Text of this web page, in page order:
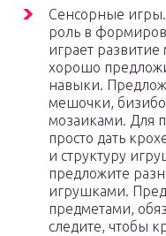
Сенсорные
роль в
играет
хорошо
навыки.
мешочки,
мозаиками. Для
просто дать
и структуру
предложите
игрушками.
предметами,
следите, чтобы